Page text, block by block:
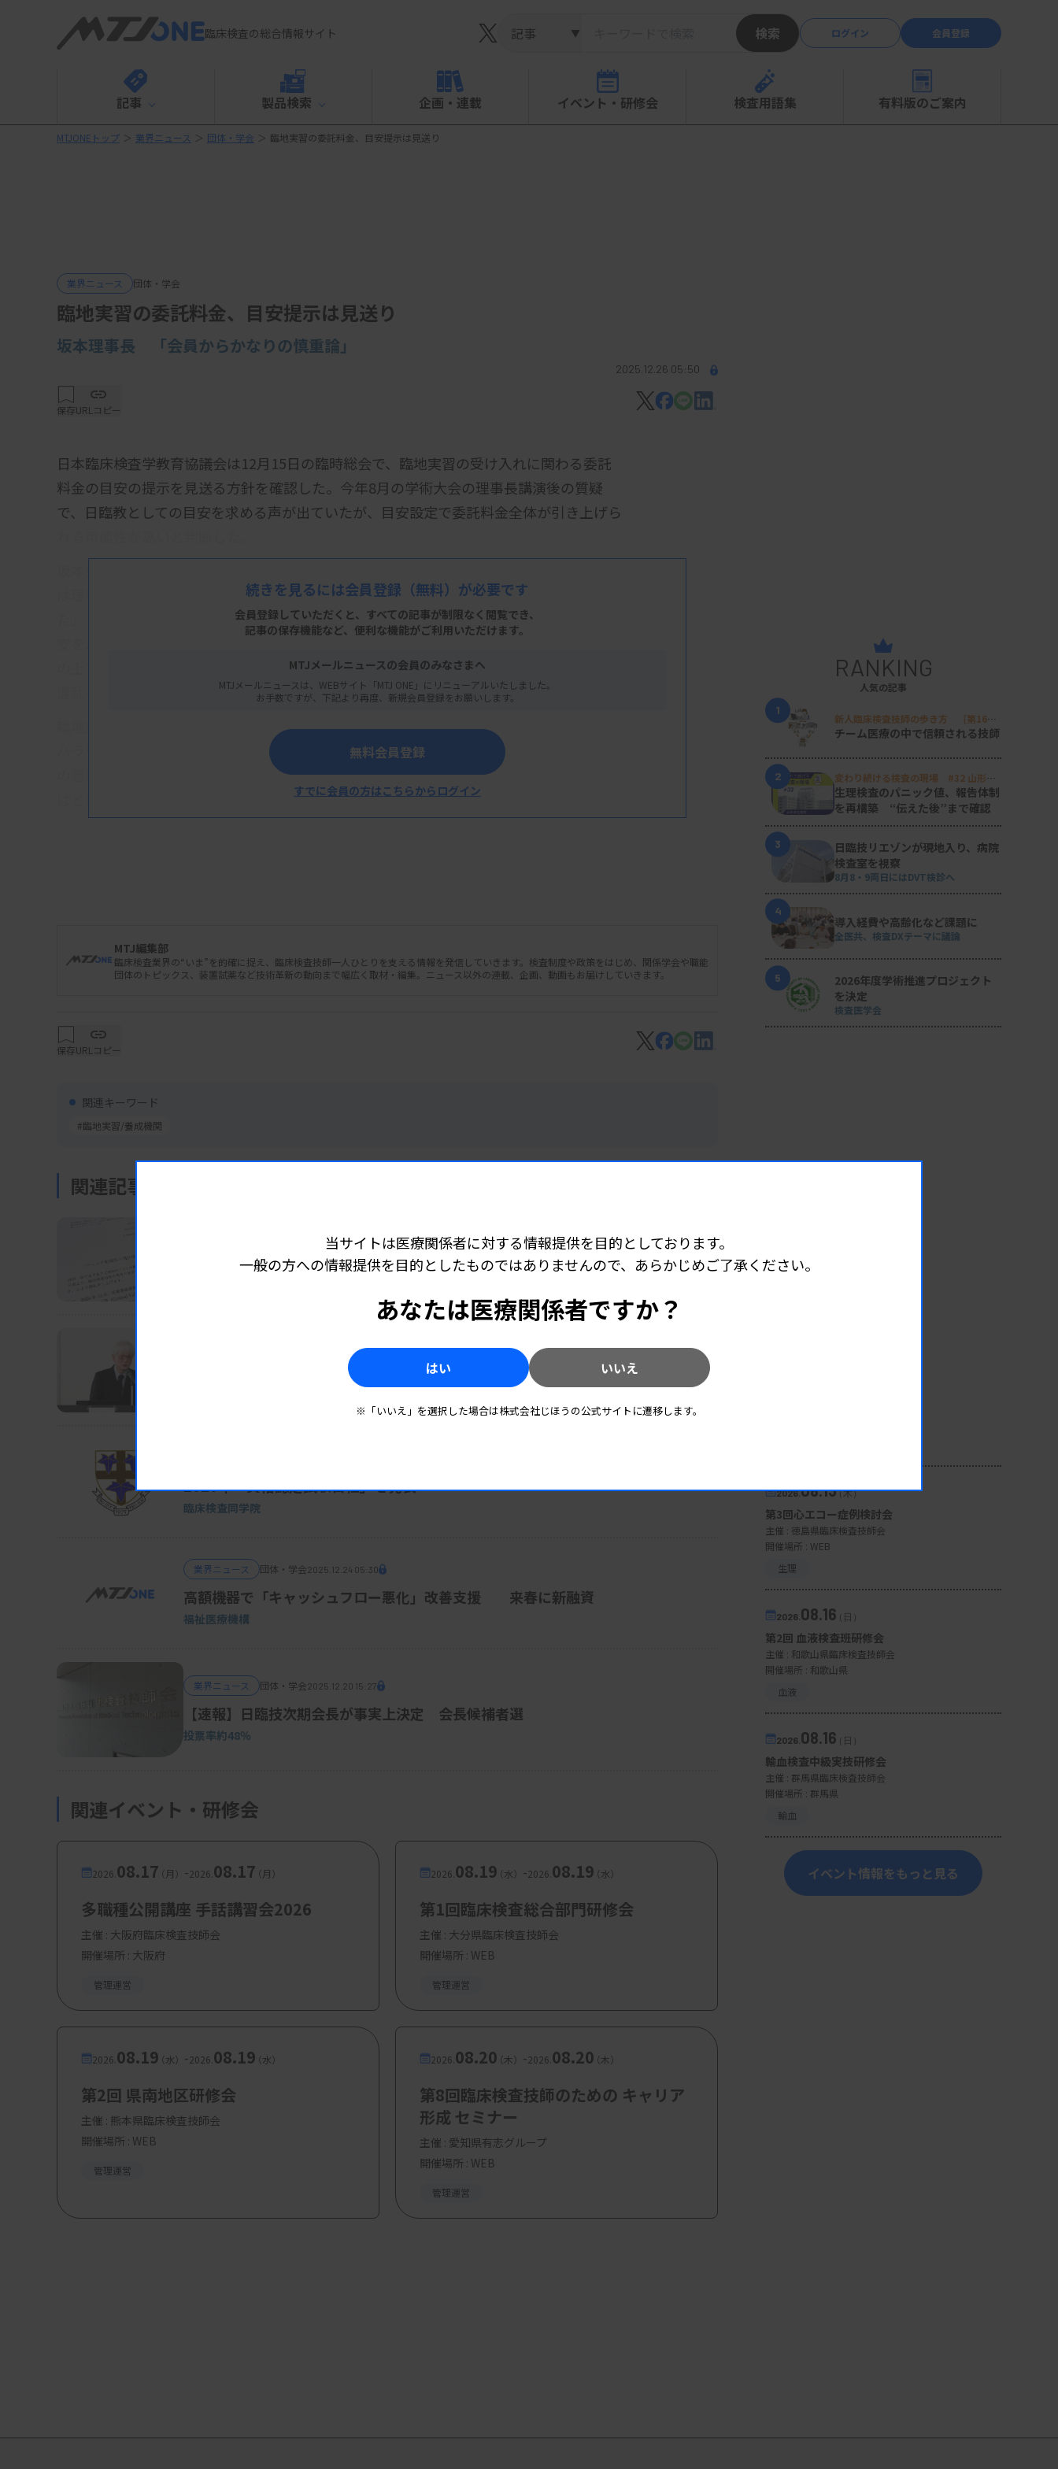
臨床検査の総合情報サイト ▼ 検索 ログイン 会員登録
記事 製品検索 企画・連載 イベント・研修会 検査用語集 有料版のご案内
MTJONEトップ ＞ 業界ニュース ＞ 団体・学会 ＞ 臨地実習の委託料金、目安提示は見送り
業界ニュース 団体・学会
臨地実習の委託料金、目安提示は見送り
坂本理事長 「会員からかなりの慎重論」
2025.12.26 05:50
保存URLコピー
日本臨床検査学教育協議会は12月15日の臨時総会で、臨地実習の受け入れに関わる委託
料金の目安の提示を見送る方針を確認した。今年8月の学術大会の理事長講演後の質疑
で、日臨教としての目安を求める声が出ていたが、目安設定で委託料金全体が引き上げら
は理事会のメンバーに、学校としての意見を丁寧に聞いたところ、かなりの慎重論があっ
た」と説明。具体的には、施設と学校との契約内容を外部に公開することへの懸念や、目
の上で、「これらの懸念事項を吟味しないまま、目安だけが先行して示されるとかえって
混乱を招くと判断した」と理解を求めた。参加者からの異論はなかった。
臨地実習に関わる委託料金を巡っては、8月の学術大会の理事長講演の質疑で、施設間の
バラツキを是正するため日臨教としての目安を求める意見があった。坂本理事長は、会員
の意見を聞きながら「一般的には、これくらいの費用がかかっているという目安が示せれ
ばと思っている」との姿勢を示していた。
続きを見るには会員登録 （無料）が必要です
会員登録していただくと、すべての記事が制限なく閲覧でき、
記事の保存機能など、便利な機能がご利用いただけます。
MTJメールニュースの会員のみなさまへ
MTJメールニュースは、WEBサイト「MTJ ONE」にリニューアルいたしました。
お手数ですが、下記より再度、新規会員登録をお願いします。
無料会員登録
すでに会員の方はこちらからログイン
MTJ編集部
臨床検査業界の“いま”を的確に捉え、臨床検査技師一人ひとりを支える情報を発信していきます。検査制度や政策をはじめ、関係学会や職能
団体のトピックス、装置試薬など技術革新の動向まで幅広く取材・編集。ニュース以外の連載、企画、動画もお届けしていきます。
保存URLコピー
関連キーワード
#臨地実習/養成機関
関連記事
2025.12.26 06:30
パニック値、識別しやすい改善を 産業界に5項目要望
2025.12.26 04:40
埼玉県立病院機構、RPAで定型業務を自動化
2026年「資格認定試験日程」を発表
臨床検査同学院
業界ニュース 団体・学会2025.12.24 05:30
高額機器で「キャッシュフロー悪化」改善支援 来春に新融資
福祉医療機構
業界ニュース 団体・学会2025.12.20 15:27
【速報】日臨技次期会長が事実上決定 会長候補者選
投票率約48％
関連イベント・研修会
2026. 08.17（月） -2026. 08.17（月）
多職種公開講座 手話講習会2026
主催 : 大阪府臨床検査技師会
開催場所 : 大阪府
管理運営
2026. 08.19（水） -2026. 08.19（水）
第1回臨床検査総合部門研修会
主催 : 大分県臨床検査技師会
開催場所 : WEB
管理運営
2026. 08.19（水） -2026. 08.19（水）
第2回 県南地区研修会
主催 : 熊本県臨床検査技師会
開催場所 : WEB
管理運営
2026. 08.20（木） -2026. 08.20（木）
第8回臨床検査技師のための キャリア
形成 セミナー
主催 : 愛知県有志グループ
開催場所 : WEB
管理運営
RANKING
人気の記事
1
新人臨床検査技師の歩き方 ［第16
回］
チーム医療の中で信頼される技師
2
変わり続ける検査の現場 #32 山形済
生病院
生理検査のパニック値、報告体制
を再構築 “伝えた後”まで確認
3
日臨技リエゾンが現地入り、病院
検査室を視察
8月8・9両日にはDVT検診へ
4
導入経費や高齢化など課題に
全医共、検査DXテーマに議論
5
2026年度学術推進プロジェクト
を決定
検査医学会
2026.08.13（木）
第3回心エコー症例検討会
主催 : 徳島県臨床検査技師会
開催場所 : WEB
生理
2026. 08.16（日）
第2回 血液検査班研修会
主催 : 和歌山県臨床検査技師会
開催場所 : 和歌山県
血液
2026. 08.16（日）
輸血検査中級実技研修会
主催 : 群馬県臨床検査技師会
開催場所 : 群馬県
輸血
イベント情報をもっと見る
当サイトは医療関係者に対する情報提供を目的としております。
一般の方への情報提供を目的としたものではありませんので、あらかじめご了承ください。
あなたは医療関係者ですか？
はい いいえ
※「いいえ」を選択した場合は株式会社じほうの公式サイトに遷移します。